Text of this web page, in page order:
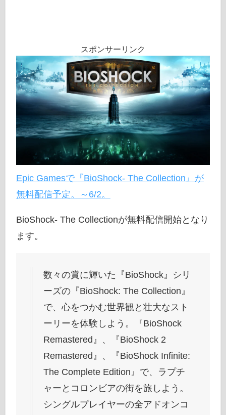
スポンサーリンク
Epic Gamesで『BioShock- The Collection』が
無料配信予定。～6/2。
BioShock- The Collectionが無料配信開始となり
ます。
数々の賞に輝いた『BioShock』シリ
ーズの『BioShock: The Collection』
で、心をつかむ世界観と壮大なスト
ーリーを体験しよう。『BioShock
Remastered』、『BioShock 2
Remastered』、『BioShock Infinite:
The Complete Edition』で、ラプチ
ャーとコロンビアの街を旅しよう。
シングルプレイヤーの全アドオンコ